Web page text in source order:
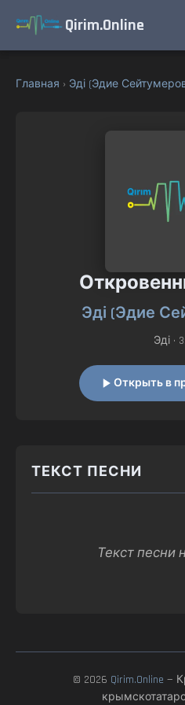
Qirim.Online
Главная › Эді (Эдие
Эді (Эдие
Эді•
Открыть в
ТЕКСТ ПЕСНИ
Текст песни
© 2026 Qirim.Online —